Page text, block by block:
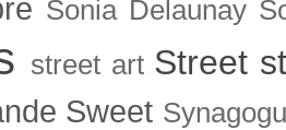
Sonia Delaunay
street art Street
Sweet